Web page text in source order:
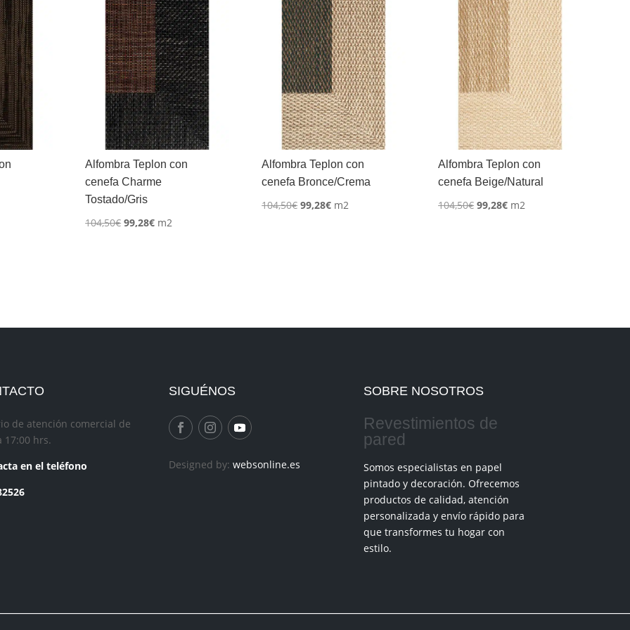
Alfombra Teplon con
cenefa Charme
Tostado/Gris
104,50€ El
99,28€Elm2
Alfombra Teplon con
cenefa Bronce/Crema
104,50€ El
99,28€Elm2
Alfombra Teplon con
cenefa Beige/Natural
104,50€ El
99,28€Elm2
de atención comercial de
17:00 hrs.
en el teléfono
SIGUÉNOS
Designed by:websonline.es
SOBRE NOSOTROS
Revestimientos de
pared
Somos especialistas en papel
pintado y decoración. Ofrecemos
productos de calidad, atención
personalizada y envío rápido para
que transformes tu hogar con
estilo.